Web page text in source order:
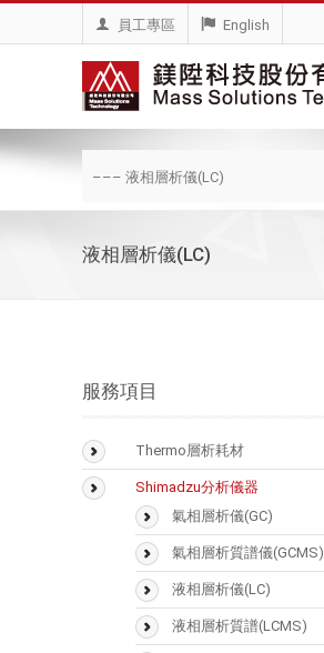
員工專區 English
––– 液相層析儀(LC)
液相層析儀(LC)
服務項目
Thermo層析耗材
BioLC Column
SMART Digest Kit
CX-1 pH Gradient Buffer
固相萃取匣
樣品瓶
Shimadzu分析儀器
氣相層析儀(GC)
氣相層析質譜儀(GCMS)
液相層析儀(LC)
液相層析質譜(LCMS)